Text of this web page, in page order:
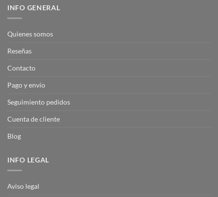
INFO GENERAL
Quienes somos
Reseñas
Contacto
Pago y envío
Seguimiento pedidos
Cuenta de cliente
Blog
INFO LEGAL
Aviso legal